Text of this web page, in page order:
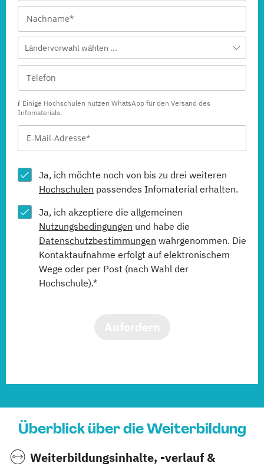
Ländervorwahl wählen ...
Einige Hochschulen nutzen WhatsApp für den Versand des
Infomaterials.
Ja, ich möchte noch von bis zu drei weiteren
Hochschulen passendes Infomaterial erhalten.
Ja, ich akzeptiere die allgemeinen
Nutzungsbedingungen und habe die
Datenschutzbestimmungen wahrgenommen. Die
Kontaktaufnahme erfolgt auf elektronischem
Wege oder per Post (nach Wahl der
Hochschule).*
Überblick über die Weiterbildung
Weiterbildungsinhalte, -verlauf &